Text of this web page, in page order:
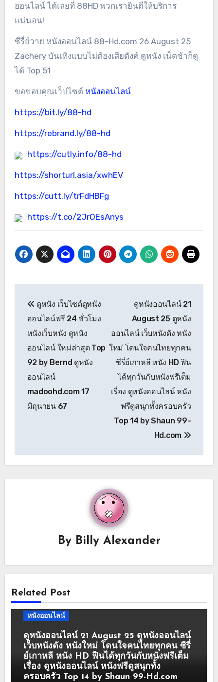
ออนไลน์ ได้เลยที่ 88HD พวกเรายินดีให้บริการ
แน่นอน!
ซีรี่ย์วาย หนังออนไลน์ 88-Hd.com 26 August 25
Zachery บันเทิงแบบไม่ต้องเสียตังค์ ดูหนัง เน็ตช้าก็ดู
ได้ Top 51
ขอขอบคุณเว็ปไซต์ หนังออนไลน์
https://bit.ly/88-hd
https://rebrand.ly/88-hd
https://cutly.info/88-hd
https://shorturl.asia/xwhEV
https://cutt.ly/trFdHBFg
https://t.co/2JrOEsAnys
เรื่อง
ดูหนัง เว็บไซต์ดูหนัง
ออนไลน์ฟรี 24 ชั่วโมง
หนังเว็บหนัง ดูหนัง
ออนไลน์ ใหม่ล่าสุด Top
92 by Bernd ดูหนัง
ออนไลน์
madoohd.com 17
มิถุนายน 67
ดูหนังออนไลน์ 21
August 25 ดูหนัง
ออนไลน์ เว็บหนังดัง หนัง
ใหม่ โดนใจคนไทยทุกคน
ซีรี่ย์เกาหลี หนัง HD ฟิน
ได้ทุกวันกับหนังฟรีเต็ม
เรื่อง ดูหนังออนไลน์ หนัง
ฟรีดูสนุกทั้งครอบครัว
Top 14 by Shaun 99-
Hd.com
By Billy Alexander
Related Post
หนังออนไลน์
ดูหนังออนไลน์ 21 August 25 ดูหนังออนไลน์
เว็บหนังดัง หนังใหม่ โดนใจคนไทยทุกคน ซีรี่
ย์เกาหลี หนัง HD ฟินได้ทุกวันกับหนังฟรีเต็ม
เรื่อง ดูหนังออนไลน์ หนังฟรีดูสนุกทั้ง
ครอบครัว Top 14 by Shaun 99-Hd.com